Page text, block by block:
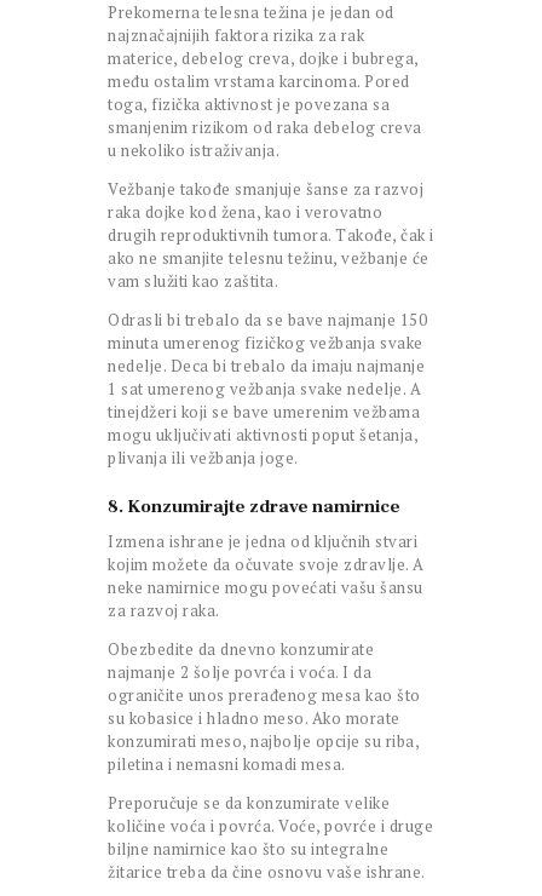
Prekomerna telesna težina je jedan od
najznačajnijih faktora rizika za rak
materice, debelog creva, dojke i bubrega,
među ostalim vrstama karcinoma. Pored
toga, fizička aktivnost je povezana sa
smanjenim rizikom od raka debelog creva
u nekoliko istraživanja.
Vežbanje takođe smanjuje šanse za razvoj
raka dojke kod žena, kao i verovatno
drugih reproduktivnih tumora. Takođe, čak i
ako ne smanjite telesnu težinu, vežbanje će
vam služiti kao zaštita.
Odrasli bi trebalo da se bave najmanje 150
minuta umerenog fizičkog vežbanja svake
nedelje. Deca bi trebalo da imaju najmanje
1 sat umerenog vežbanja svake nedelje. A
tinejdžeri koji se bave umerenim vežbama
mogu uključivati aktivnosti poput šetanja,
plivanja ili vežbanja joge.
8. Konzumirajte zdrave namirnice
Izmena ishrane je jedna od ključnih stvari
kojim možete da očuvate svoje zdravlje. A
neke namirnice mogu povećati vašu šansu
za razvoj raka.
Obezbedite da dnevno konzumirate
najmanje 2 šolje povrća i voća. I da
ograničite unos prerađenog mesa kao što
su kobasice i hladno meso. Ako morate
konzumirati meso, najbolje opcije su riba,
piletina i nemasni komadi mesa.
Preporučuje se da konzumirate velike
količine voća i povrća. Voće, povrće i druge
biljne namirnice kao što su integralne
žitarice treba da čine osnovu vaše ishrane.